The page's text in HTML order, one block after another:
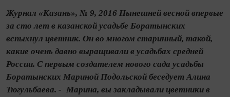
Журнал «Казань», № 9, 2016 Нынешней весной впервые
за сто лет в казанской усадьбе Боратынских
вспыхнул цветник. Он во многом старинный, такой,
какие очень давно выращивали в усадьбах средней
России. С первым создателем нового сада усадьбы
Боратынских Мариной Подольской беседует Алина
Тюгульбаева. - Марина, вы закладывали цветники в